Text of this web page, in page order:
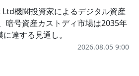
機関投資家によるデジタル資産
暗号資産カストディ市場は2035年
達する見通し。
2026.08.05 9:00